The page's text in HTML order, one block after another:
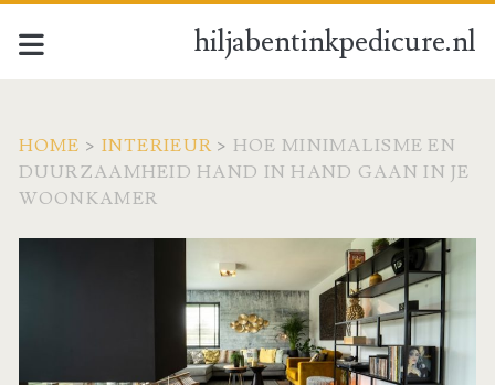
hiljabentinkpedicure.nl
HOME > INTERIEUR > HOE MINIMALISME EN
DUURZAAMHEID HAND IN HAND GAAN IN JE
WOONKAMER